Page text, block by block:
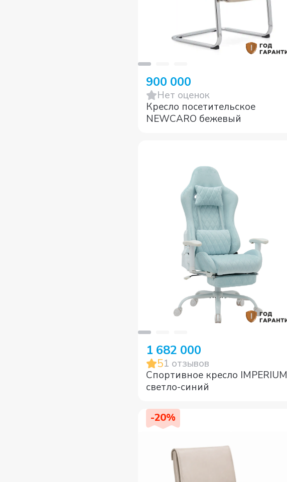
900 000
Нет оценок
Кресло посетительское
NEWCARO бежевый
1 682 000
51 отзывов
Спортивное кресло IMPERIUM
светло-синий
-20%